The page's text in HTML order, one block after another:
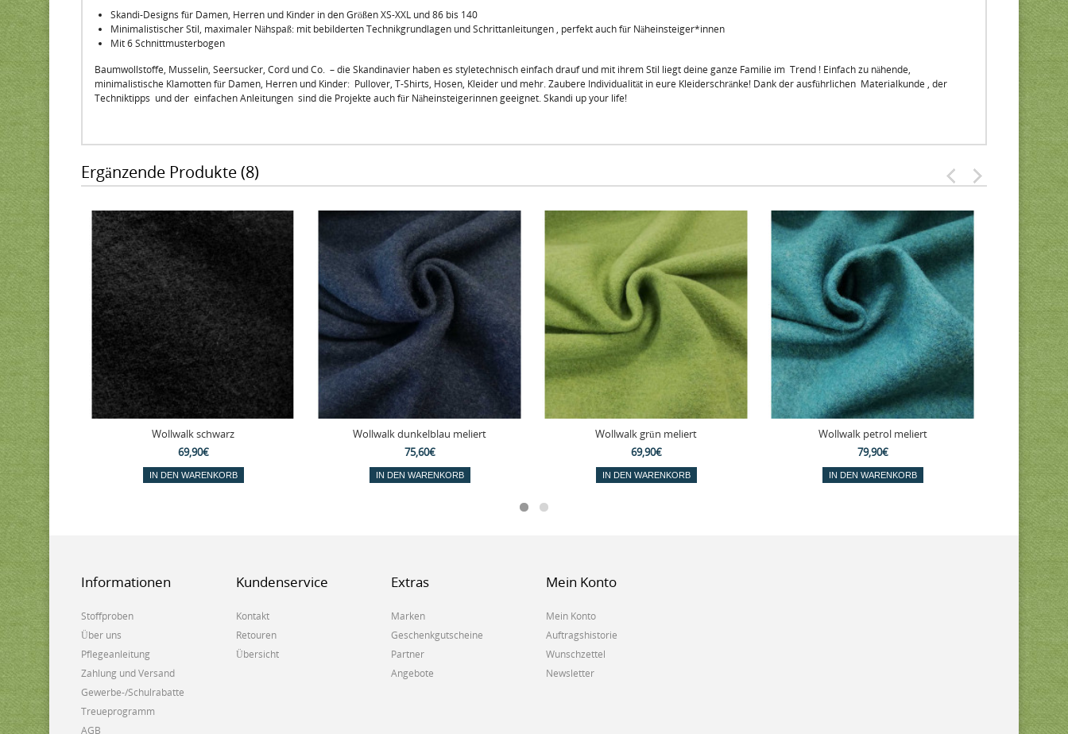
Skandi-Designs für Damen, Herren und Kinder in den Größen XS-XXL und 86 bis 140
Minimalistischer Stil, maximaler Nähspaß: mit bebilderten Technikgrundlagen und Schrittanleitungen , perfekt auch für Näheinsteiger*innen
Mit 6 Schnittmusterbogen
Baumwollstoffe, Musselin, Seersucker, Cord und Co. – die Skandinavier haben es styletechnisch einfach drauf und mit ihrem Stil liegt deine ganze Familie im Trend ! Einfach zu nähende,
minimalistische Klamotten für Damen, Herren und Kinder: Pullover, T-Shirts, Hosen, Kleider und mehr. Zaubere Individualität in eure Kleiderschränke! Dank der ausführlichen Materialkunde , der
Techniktipps und der einfachen Anleitungen sind die Projekte auch für Näheinsteigerinnen geeignet. Skandi up your life!
Ergänzende Produkte (8)
Wollwalk schwarz
69,90€
IN DEN WARENKORB
Wollwalk dunkelblau meliert
75,60€
IN DEN WARENKORB
Wollwalk grün meliert
69,90€
IN DEN WARENKORB
Wollwalk petrol meliert
79,90€
IN DEN WARENKORB
Informationen
Stoffproben
Über uns
Pflegeanleitung
Zahlung und Versand
Gewerbe-/Schulrabatte
Treueprogramm
AGB
Kundenservice
Kontakt
Retouren
Übersicht
Extras
Marken
Geschenkgutscheine
Partner
Angebote
Mein Konto
Mein Konto
Auftragshistorie
Wunschzettel
Newsletter